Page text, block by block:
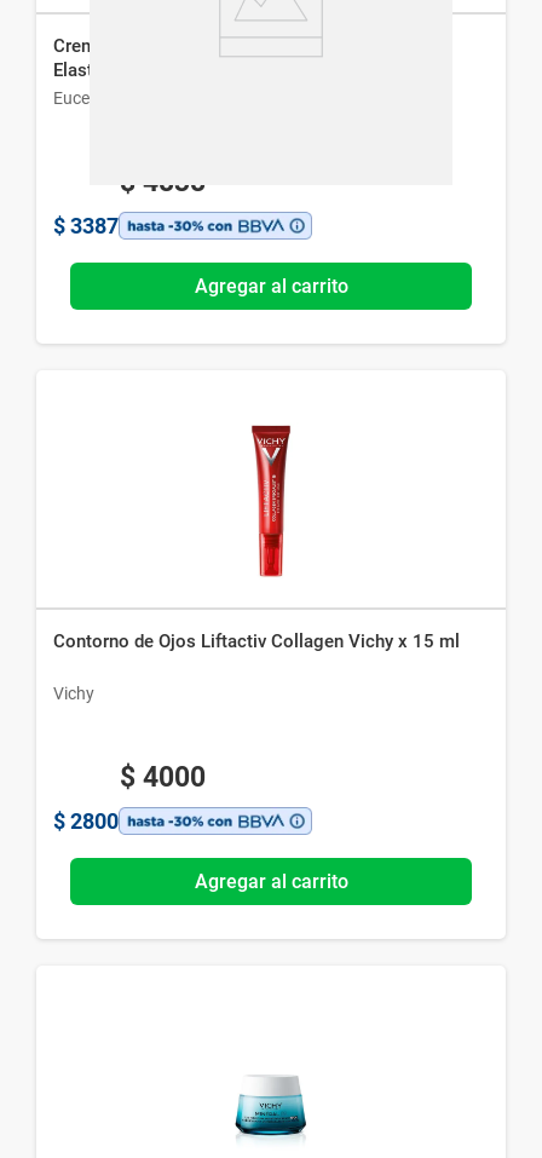
Crema Antiedad de Día Eucerin Hyaluron-Filler +
Elasticity Fps 30 x 50 ml
Eucerin
$ 4838
$ 3387
Agregar al carrito
Contorno de Ojos Liftactiv Collagen Vichy x 15 ml
Vichy
$ 4000
$ 2800
Agregar al carrito